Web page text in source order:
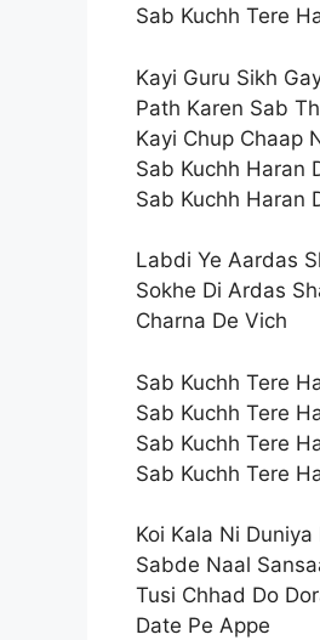
Sab Kuchh Tere
Kayi Guru Sikh
Path Karen Sab
Kayi Chup Chaap
Sab Kuchh Haran
Sab Kuchh Haran
Labdi Ye Aardas
Sokhe Di Ardas
Charna De Vich
Sab Kuchh Tere
Sab Kuchh Tere
Sab Kuchh Tere
Sab Kuchh Tere
Koi Kala Ni Duniya
Sabde Naal
Tusi Chhad Do
Date Pe Appe